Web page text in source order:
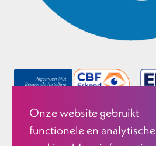
Onze website gebruikt
functionele en analytische